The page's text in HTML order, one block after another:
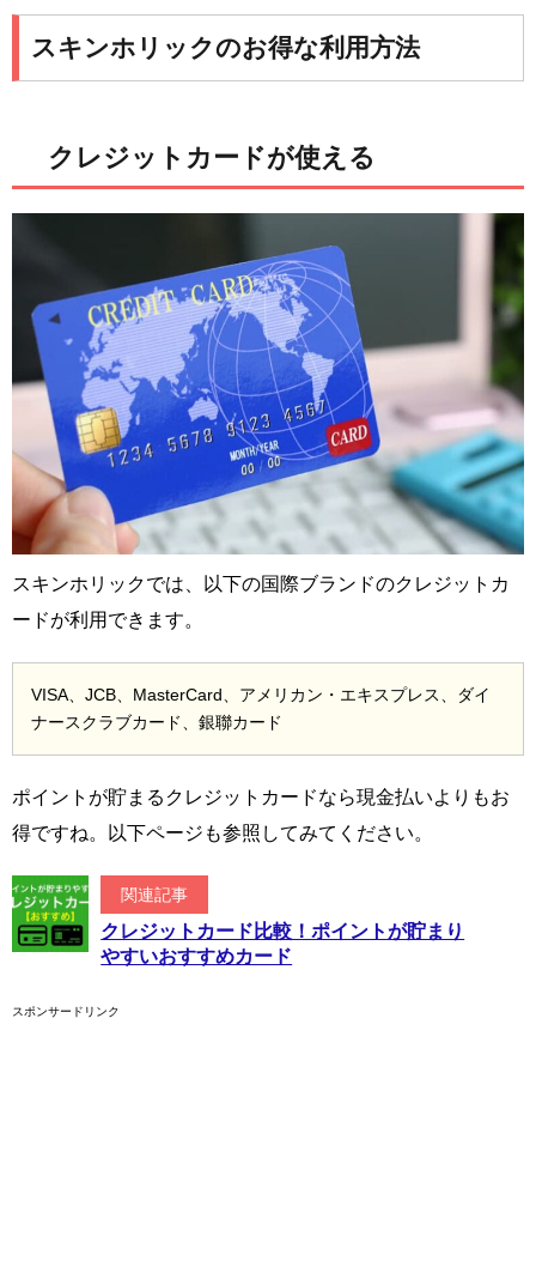
スキンホリックのお得な利用方法
クレジットカードが使える
スキンホリックでは、以下の国際ブランドのクレジットカ
ードが利用できます。
VISA、JCB、MasterCard、アメリカン・エキスプレス、ダイ
ナースクラブカード、銀聯カード
ポイントが貯まるクレジットカードなら現金払いよりもお
得ですね。以下ページも参照してみてください。
関連記事
クレジットカード比較！ポイントが貯まり
やすいおすすめカード
スポンサードリンク